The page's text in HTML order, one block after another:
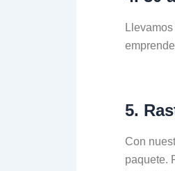
5.
Con
paquete.